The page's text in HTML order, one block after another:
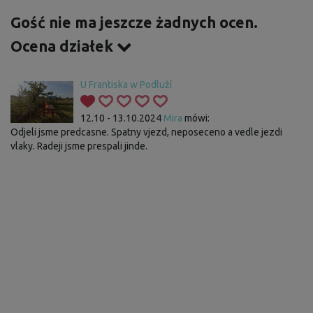
Gość nie ma jeszcze żadnych ocen.
Ocena działek
U Frantiska w Podluží
12.10 - 13.10.2024 Mira mówi:
Odjeli jsme predcasne. Spatny vjezd, neposeceno a vedle jezdi
vlaky. Radeji jsme prespali jinde.